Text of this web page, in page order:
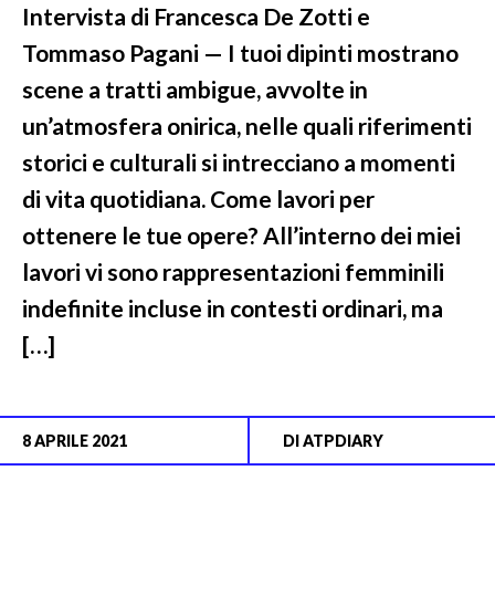
Intervista di Francesca De Zotti e
Tommaso Pagani — I tuoi dipinti mostrano
scene a tratti ambigue, avvolte in
un’atmosfera onirica, nelle quali riferimenti
storici e culturali si intrecciano a momenti
di vita quotidiana. Come lavori per
ottenere le tue opere? All’interno dei miei
lavori vi sono rappresentazioni femminili
indefinite incluse in contesti ordinari, ma
[…]
8 APRILE 2021 DIATPDIARY